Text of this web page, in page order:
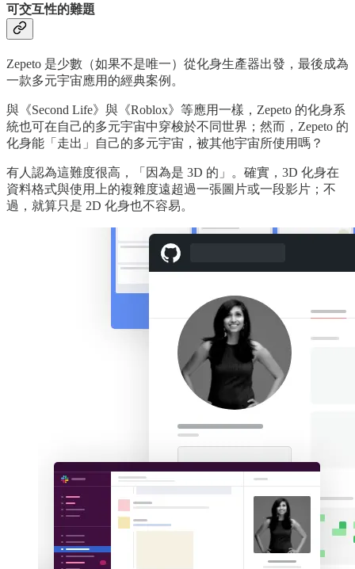
可交互性的難題
Zepeto 是少數（如果不是唯一）從化身生產器出發，最後成為
一款多元宇宙應用的經典案例。
與《Second Life》與《Roblox》等應用一樣，Zepeto 的化身系
統也可在自己的多元宇宙中穿梭於不同世界；然而，Zepeto 的
化身能「走出」自己的多元宇宙，被其他宇宙所使用嗎？
有人認為這難度很高，「因為是 3D 的」。確實，3D 化身在
資料格式與使用上的複雜度遠超過一張圖片或一段影片；不
過，就算只是 2D 化身也不容易。